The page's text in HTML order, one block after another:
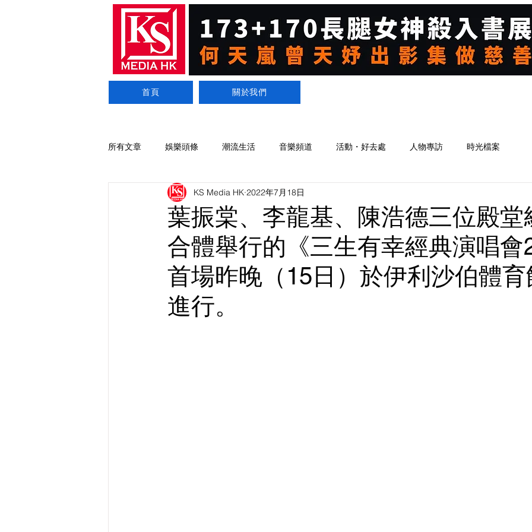
首頁 關於我們
所有文章 娛樂頭條 潮流生活 音樂頻道 活動・好去處 人物專訪 時光檔案
葉振棠、李龍基、陳浩德三位殿堂
合體舉行的《三生有幸經典演唱會
首場昨晚（15日）於伊利沙伯體
進行。
KS Media HK 2022年7月18日